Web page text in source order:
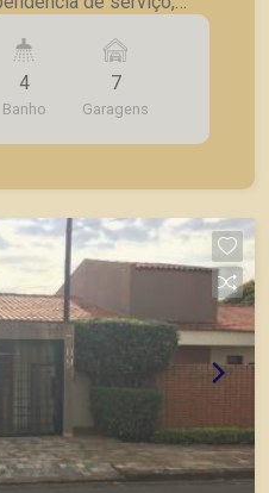
jardim, quintal, 7
4
Banho
7
Garagens